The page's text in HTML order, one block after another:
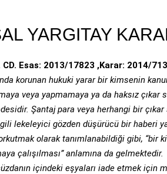
YARGITAY
CD. Esas: 2013/17823 ,Karar: 2014/
korunan hukuki yarar bir kimsenin
veya yapmamaya ya da haksız
Şantaj para veya herhangi bir
lekeleyici gözden düşürücü bir haberi
olarak tanımlanabildiği gibi, “bir
çalışılması” anlamına da gelmektedir.
içindeki eşyaları iade etmek için